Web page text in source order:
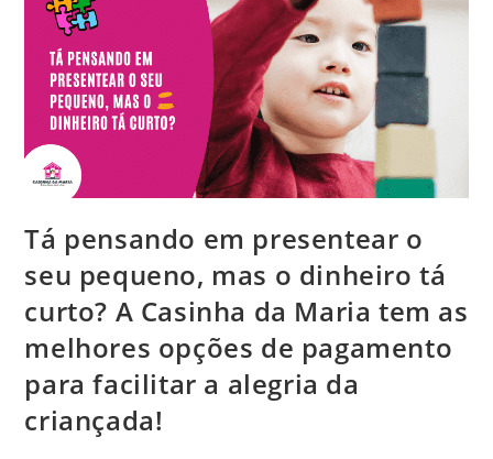
Maria?
Olhada
Diversão!
Tá pensando em presentear o
seu pequeno, mas o dinheiro tá
curto? A Casinha da Maria tem as
melhores opções de pagamento
para facilitar a alegria da
criançada!